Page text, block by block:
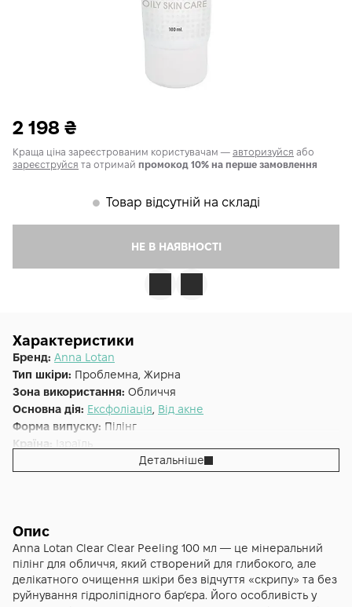
2 198 ₴
Краща ціна зареєстрованим користувачам — авторизуйся або
зареєструйся та отримай промокод 10% на перше замовлення
𒊹 Товар відсутній на складі
НЕ В НАЯВНОСТІ
Характеристики
Бренд: Anna Lotan
Тип шкіри: Проблемна, Жирна
Зона використання: Обличчя
Основна дія: Ексфоліація, Від акне
Форма випуску: Пілінг
Країна:
Ізраїль
Anna Lotan ClearДетальніше
Опис
Anna Lotan Clear Clear Peeling 100 мл — це мінеральний
пілінг для обличчя, який створений для глибокого, але
делікатного очищення шкіри без відчуття «скрипу» та без
руйнування гідроліпідного бар’єра. Його особливість у